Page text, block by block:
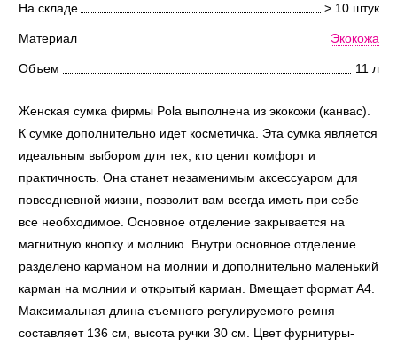
На складе > 10 штук
Материал Экокожа
Объем 11 л
Женская сумка фирмы Pola выполнена из экокожи (канвас).
К сумке дополнительно идет косметичка. Эта сумка является
идеальным выбором для тех, кто ценит комфорт и
практичность. Она станет незаменимым аксессуаром для
повседневной жизни, позволит вам всегда иметь при себе
все необходимое. Основное отделение закрывается на
магнитную кнопку и молнию. Внутри основное отделение
разделено карманом на молнии и дополнительно маленький
карман на молнии и открытый карман. Вмещает формат А4.
Максимальная длина съемного регулируемого ремня
составляет 136 см, высота ручки 30 см. Цвет фурнитуры-